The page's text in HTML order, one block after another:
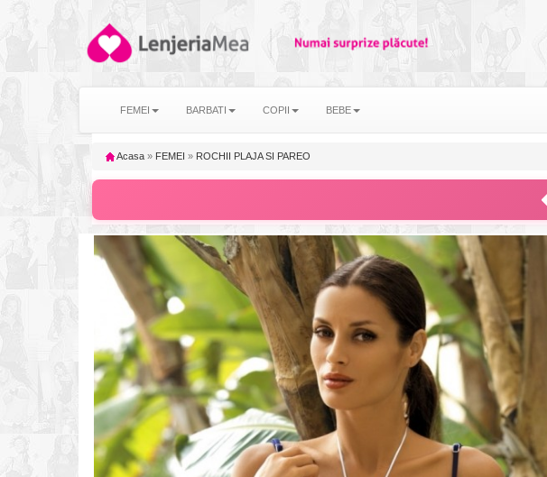
FEMEI BARBATI COPII BEBE
Acasa » FEMEI » ROCHII PLAJA SI PAREO